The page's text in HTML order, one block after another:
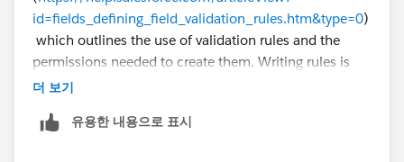
id=fields_defining_field_validation_rules.htm&type=0)
which outlines the use of validation rules and the
permissions needed to create them. Writing rules is
very familiar to writing formulas so you can add in
campaigns or ignore other campaigns.
더 보기
유용한 내용으로 표시